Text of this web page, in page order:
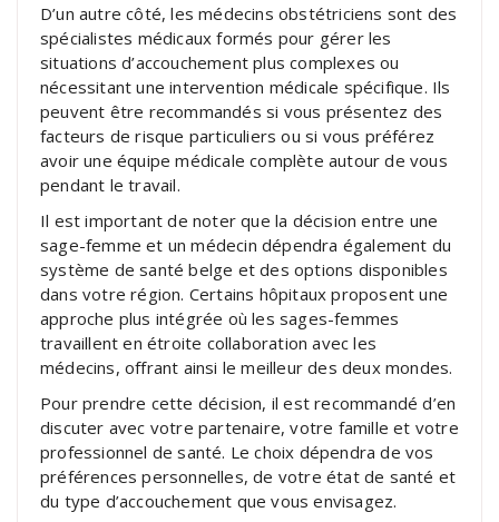
D’un autre côté, les médecins obstétriciens sont des
spécialistes médicaux formés pour gérer les
situations d’accouchement plus complexes ou
nécessitant une intervention médicale spécifique. Ils
peuvent être recommandés si vous présentez des
facteurs de risque particuliers ou si vous préférez
avoir une équipe médicale complète autour de vous
pendant le travail.
Il est important de noter que la décision entre une
sage-femme et un médecin dépendra également du
système de santé belge et des options disponibles
dans votre région. Certains hôpitaux proposent une
approche plus intégrée où les sages-femmes
travaillent en étroite collaboration avec les
médecins, offrant ainsi le meilleur des deux mondes.
Pour prendre cette décision, il est recommandé d’en
discuter avec votre partenaire, votre famille et votre
professionnel de santé. Le choix dépendra de vos
préférences personnelles, de votre état de santé et
du type d’accouchement que vous envisagez.